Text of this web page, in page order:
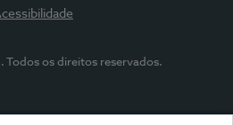
Todos os direitos reservados.